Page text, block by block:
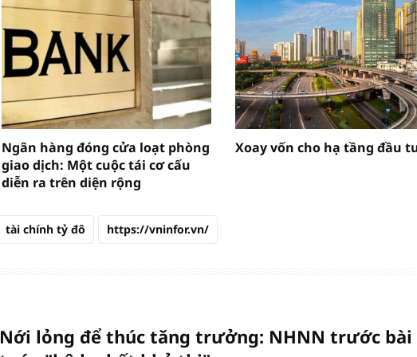
Ngân hàng đóng cửa loạt phòng
giao dịch: Một cuộc tái cơ cấu
diễn ra trên diện rộng
Xoay vốn cho hạ tầng đầu
tài chính tỷ đô https://vninfor.vn/
Nới lỏng để thúc tăng trưởng: NHNN trước bài